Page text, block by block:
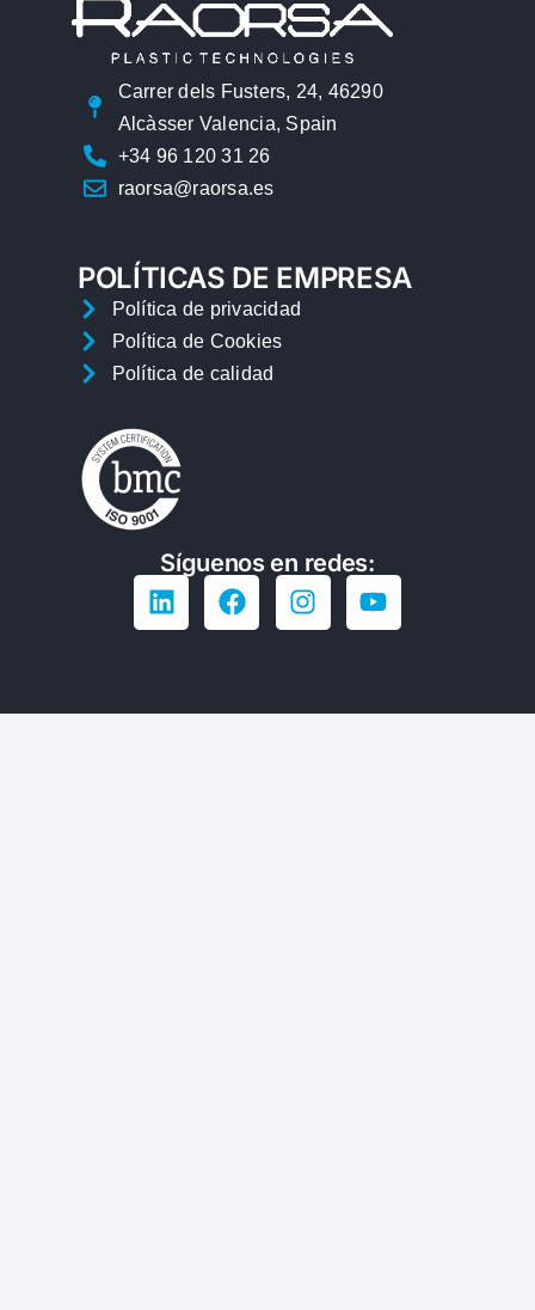
Carrer dels Fusters, 24, 46290
Alcàsser Valencia, Spain
+34 96 120 31 26
raorsa@raorsa.es
POLÍTICAS DE EMPRESA
Política de privacidad
Política de Cookies
Política de calidad
Síguenos en redes: